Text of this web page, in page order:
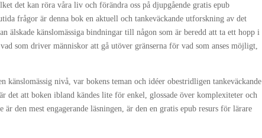
det kan röra våra liv och förändra oss på djupgående gratis epub
frågor är denna bok en aktuell och tankeväckande utforskning av det
älskade känslomässiga bindningar till någon som är beredd att ta ett hopp i
som driver människor att gå utöver gränserna för vad som anses möjligt,
känslomässig nivå, var bokens teman och idéer obestridligen tankeväckande
det att boken ibland kändes lite för enkel, glossade över komplexiteter och
den mest engagerande läsningen, är den en gratis epub resurs för lärare